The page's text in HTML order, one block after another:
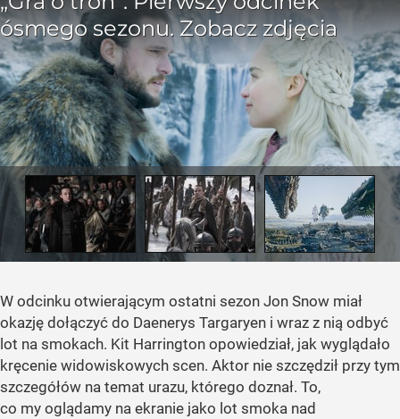
W odcinku otwierającym ostatni sezon Jon Snow miał
okazję dołączyć do Daenerys Targaryen i wraz z nią odbyć
lot na smokach. Kit Harrington opowiedział, jak wyglądało
kręcenie widowiskowych scen. Aktor nie szczędził przy tym
szczegółów na temat urazu, którego doznał. To,
co my oglądamy na ekranie jako lot smoka nad